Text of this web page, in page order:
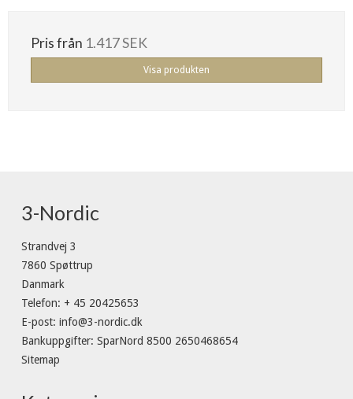
Pris från 1.417 SEK
Visa produkten
3-Nordic
Strandvej 3
7860 Spøttrup
Danmark
Telefon: + 45 20425653
E-post: info@3-nordic.dk
Bankuppgifter: SparNord 8500 2650468654
Sitemap